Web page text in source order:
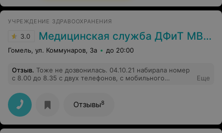
УЧРЕЖДЕНИЕ ЗДРАВООХРАНЕНИЯ
3.0 Медицинская служба ДФиТ МВД по Гомельской области
Гомель, ул. Коммунаров, 3а до 20:00
Отзыв. Тоже не дозвонилась. 04.10.21 набирала номер
с 8.00 до 8.35 с двух телефонов, с мобильного
примерно столько же. 2 раза начинала играть мелодия
вызова, но трубку так и не подняли.
Еще
Отзывы8